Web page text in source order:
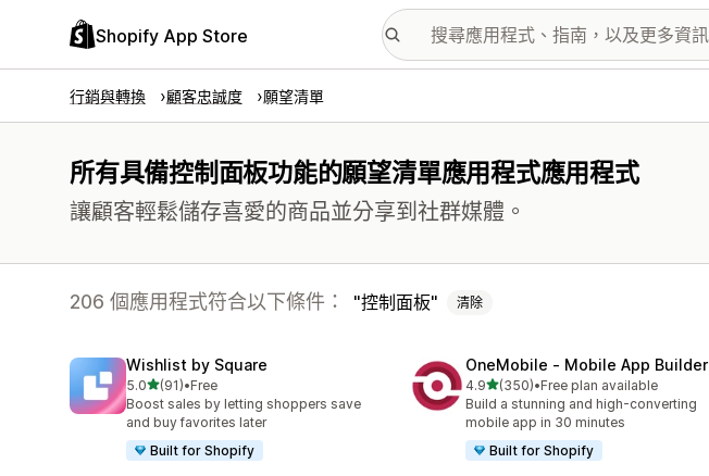
Shopify App Store
行銷與轉換 顧客忠誠度 願望清單
所有具備控制面板功能的願望清單應用程式應用程式
讓顧客輕鬆儲存喜愛的商品並分享到社群媒體。
206 個應用程式符合以下條件： 控制面板 清除
Wishlist by Square
5.0滿分 5 顆星
(91)
共有 91 則評價
•Free
Boost sales by letting shoppers save
and buy favorites later
Built for Shopify
OneMobile ‑ Mobile App Builder
4.9滿分 5 顆星
(350)
共有 350 則評價
•Free plan available
Build a stunning and high-converting
mobile app in 30 minutes
Built for Shopify